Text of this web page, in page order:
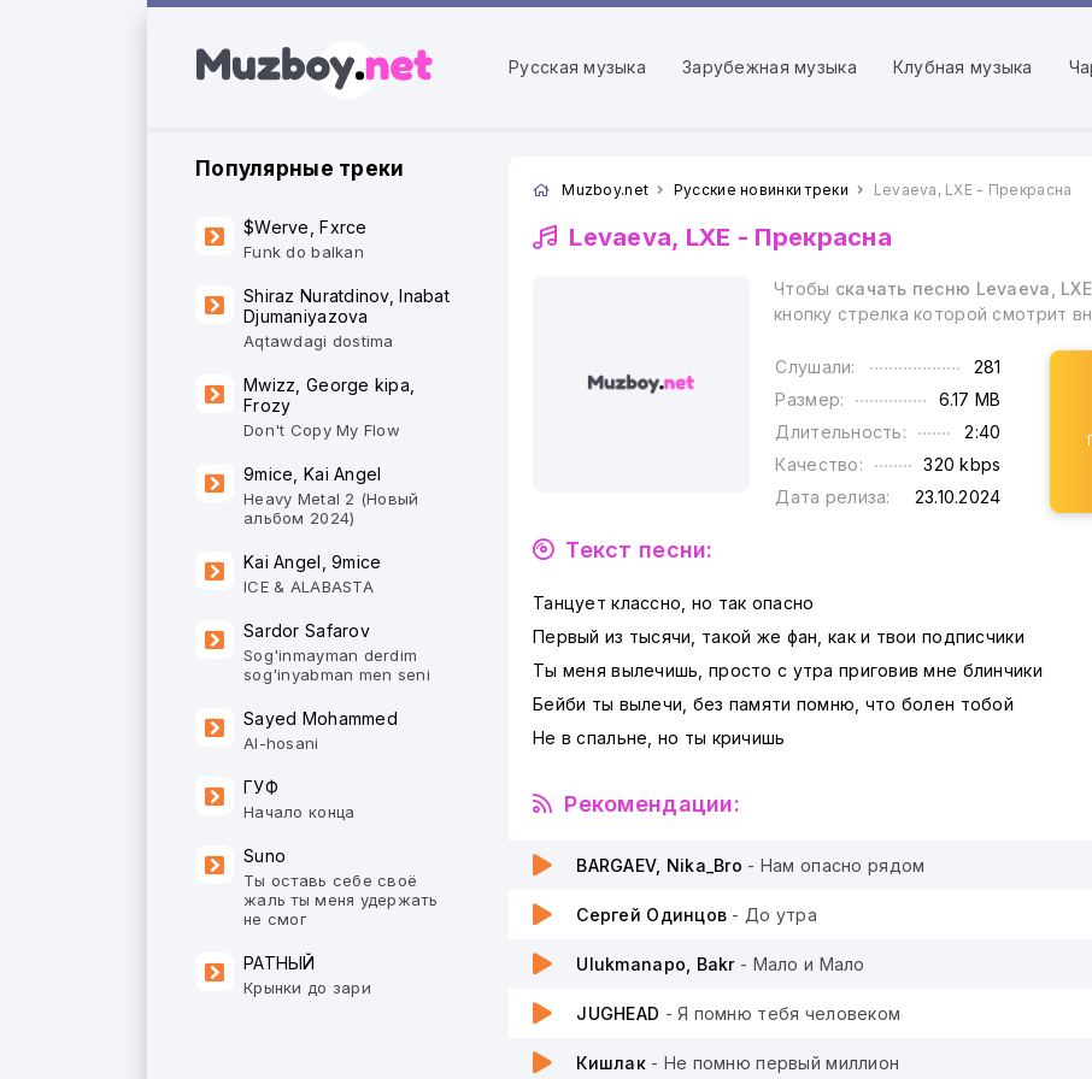
Русская музыка Зарубежная музыка Клубная музыка
Muzboy.net Русские новинки треки Levaeva, LXE - Прекрасна
Levaeva, LXE - Прекрасна
Чтобы скачать песню Levaeva,
кнопку стрелка которой смотрит
Слушали:
281
Размер:
6.17 MB
Длительность:
2:40
Качество:
320 kbps
Дата релиза:
23.10.2024
Текст песни:
Танцует классно, но так опасно
Первый из тысячи, такой же фан, как и твои подписчики
Ты меня вылечишь, просто с утра приговив мне блинчики
Бейби ты вылечи, без памяти помню, что болен тобой
Не в спальне, но ты кричишь
Рекомендации:
BARGAEV, Nika_Bro - Нам опасно рядом
Сергей Одинцов - До утра
Ulukmanapo, Bakr - Мало и Мало
JUGHEAD - Я помню тебя человеком
Кишлак - Не помню первый миллион
Популярные треки
$Werve, Fxrce
Funk do balkan
Shiraz Nuratdinov, Inabat
Djumaniyazova
Aqtawdagi dostima
Mwizz, George kipa,
Frozy
Don't Copy My Flow
9mice, Kai Angel
Heavy Metal 2 (Новый
альбом 2024)
Kai Angel, 9mice
ICE & ALABASTA
Sardor Safarov
Sog'inmayman derdim
sog'inyabman men seni
Sayed Mohammed
Al-hosani
ГУФ
Начало конца
Suno
Ты оставь себе своё
жаль ты меня удержать
не смог
РАТНЫЙ
Крынки до зари